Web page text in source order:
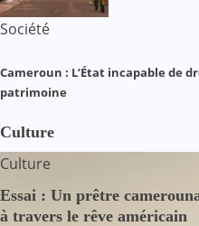
Société
Cameroun : L’État incapable de
patrimoine
Culture
Culture
Essai : Un prêtre
à travers le rêve américain